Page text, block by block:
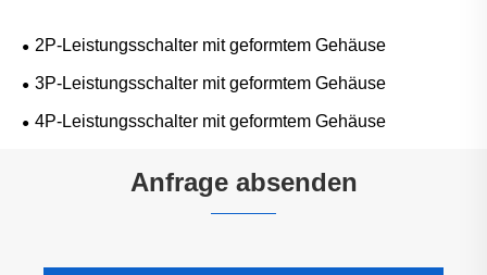
2P-Leistungsschalter mit geformtem Gehäuse
3P-Leistungsschalter mit geformtem Gehäuse
4P-Leistungsschalter mit geformtem Gehäuse
Anfrage absenden